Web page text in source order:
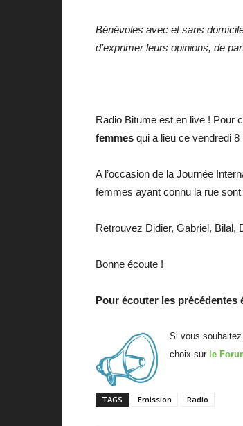
Bénévoles avec et sans
d’exprimer leurs opinions, de
Radio Bitume est en live ! Pour
femmes qui a lieu ce vendredi 8
A l’occasion de la Journée
femmes ayant connu la rue
Retrouvez Didier, Gabriel, Bilal,
Bonne écoute !
Pour écouter les précédentes
Si vous
choix sur le
TAGS Emission Radio